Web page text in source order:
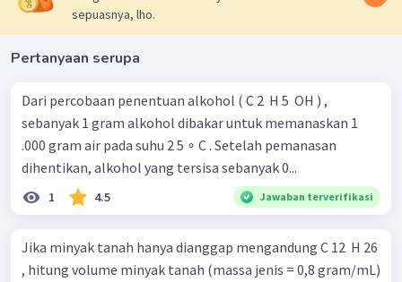
sepuasnya, lho.
Pertanyaan serupa
Dari percobaan penentuan alkohol ( C 2 ​ H 5 ​ OH ) ,
sebanyak 1 gram alkohol dibakar untuk memanaskan 1
.000 gram air pada suhu 2 5 ∘ C . Setelah pemanasan
dihentikan, alkohol yang tersisa sebanyak 0...
1 4.5 Jawaban terverifikasi
Jika minyak tanah hanya dianggap mengandung C 12 ​ H 26 ​
, hitung volume minyak tanah (massa jenis = 0,8 gram/mL)